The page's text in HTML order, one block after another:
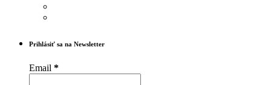
Prihlásiť sa na Newsletter
Email *